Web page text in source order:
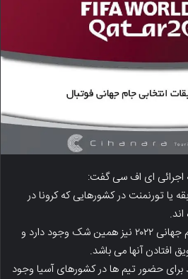
اجرائی ای اف سی گفت:
یا تورنمنت در کشورهایی که کرونا در
درباره بازی های مقدماتی جام جهانی ۲۰۲۲ نیز همین شک وجود دارد و
افتادن آنها می باشد.
حضور تیم ها در کشورهای آسیا وجود